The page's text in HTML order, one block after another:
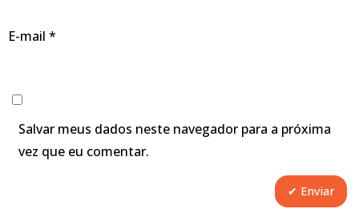
E-mail *
Salvar meus dados neste navegador para a próxima
vez que eu comentar.